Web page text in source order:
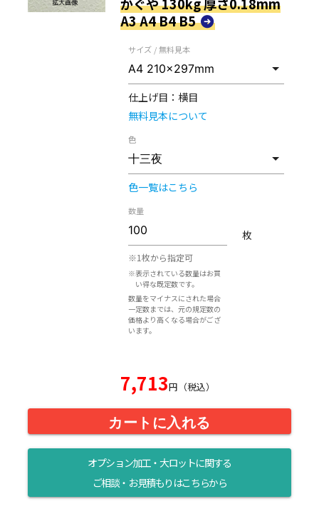
A3 A4 B4 B5
サイズ / 無料見本
仕上げ目： 横目
無料見本について
色
色一覧はこちら
数量
※1枚から指定可
※表示されている数量はお買
い得な既定数です。
数量をマイナスにされた場合
一定数までは、元の規定数の
価格より高くなる場合がござ
います。
枚
7,713円（税込）
カートに入れる
オプション加工・大ロットに関する
ご相談・お見積もりはこちらから